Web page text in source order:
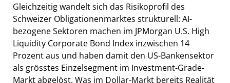
Gleichzeitig wandelt sich das Risikoprofil des
Schweizer Obligationenmarktes strukturell: AI-
bezogene Sektoren machen im JPMorgan U.S. High
Liquidity Corporate Bond Index inzwischen 14
Prozent aus und haben damit den US-Bankensektor
als grösstes Einzelsegment im Investment-Grade-
Markt abgelöst. Was im Dollar-Markt bereits Realität